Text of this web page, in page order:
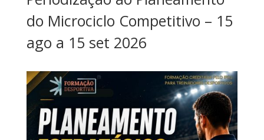
do Microciclo Competitivo – 15
ago a 15 set 2026